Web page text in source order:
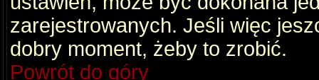
zarejestrowanych. Jeśli więc
dobry moment, żeby to zrobić.
Powrót do góry